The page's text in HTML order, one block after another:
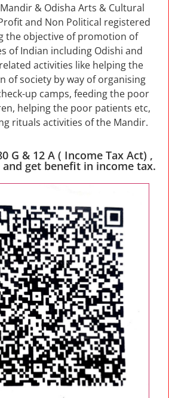
& Odisha Arts & Cultural
and Non Political registered
the objective of promotion of
of Indian including Odishi and
activities like helping the
of society by way of organising
up camps, feeding the poor
helping the poor patients etc,
rituals activities of the Mandir.
G & 12 A ( Income Tax Act) ,
and get benefit in income tax.